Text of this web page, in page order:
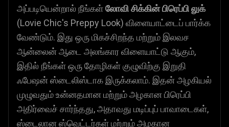
அப்படியென்றால் நீங்கள்லோவி சிக்கின் பிரெப்பி லுக்
(Lovie Chic's Preppy Look) விளையாட்டைப் பார்க்க
வேண்டும். இது ஒரு மிகச்சிறந்த மற்றும் இலவச
ஆன்லைன் ஆடை அலங்கார விளையாட்டு ஆகும்,
இதில் நீங்கள் ஒரு தோழிகள் குழுவிற்கு இறுதி
ஃபேஷன் ஸ்டைலிஸ்டாக இருக்கலாம். இதன் அழகியல்
முழுவதும் உன்னதமான மற்றும் அழகான பிரெப்பி
அதிர்வைச் சார்ந்தது, அதாவது மடிப்புப் பாவாடைகள்,
ஸ்டைலான ஸ்வெட்டர்கள் மற்றும் அழகான